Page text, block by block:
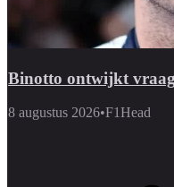
Binotto ontwijkt
8 augustus 2026•F1Head